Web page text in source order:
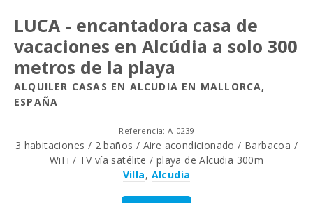
LUCA - encantadora casa de
vacaciones en Alcúdia a solo 300
metros de la playa
ALQUILER CASAS EN ALCUDIA EN MALLORCA,
ESPAÑA
Referencia: A-0239
3 habitaciones / 2 baños / Aire acondicionado / Barbacoa /
WiFi / TV vía satélite / playa de Alcudia 300m
Villa, Alcudia